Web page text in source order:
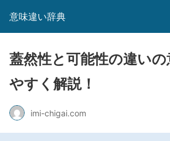
意味違い辞典
蓋然性と可能性の違いの
やすく解説！
imi-chigai.com